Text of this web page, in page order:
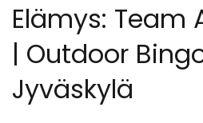
Lägg till din
Elämys: Team
| Outdoor
Jyväskylä